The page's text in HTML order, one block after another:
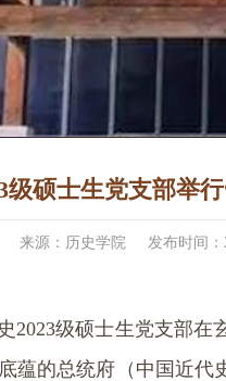
级硕士生党支部举
来源：历史学院 发布时间：
2023级硕士生党支部在
蕴的总统府（中国近